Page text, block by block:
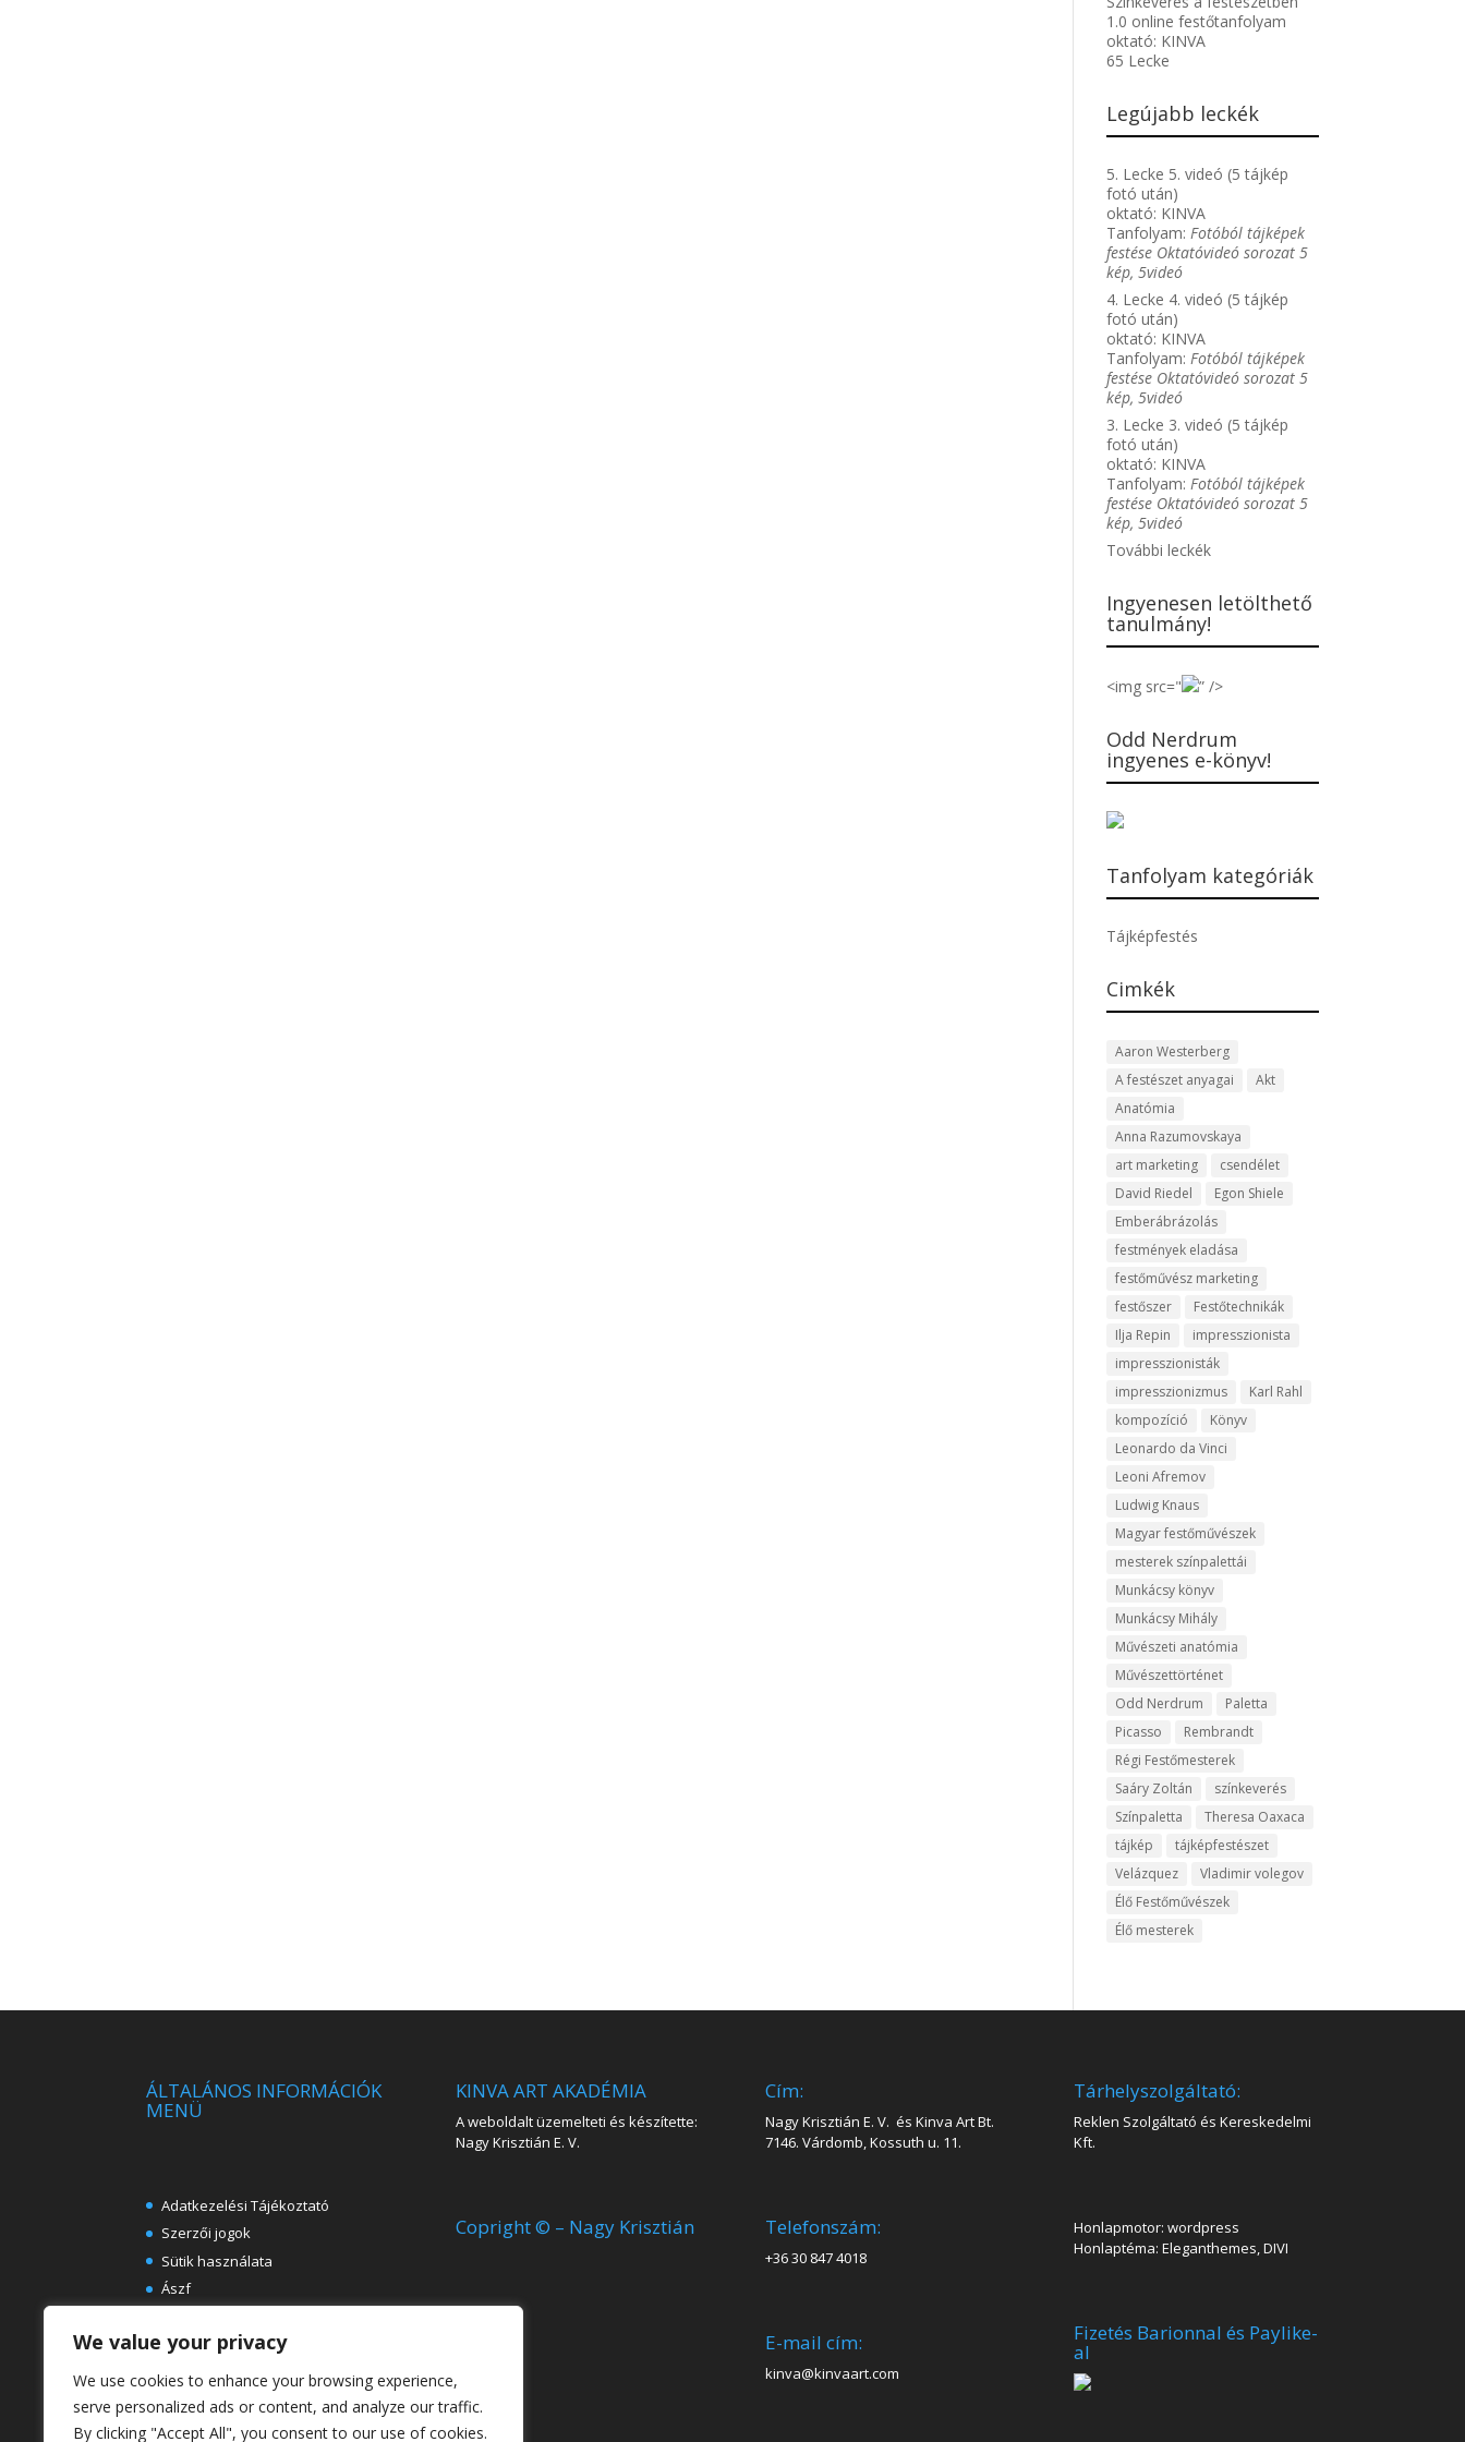
We value your privacy
We use cookies to enhance your browsing experience,
serve personalized ads or content, and analyze our traffic.
By clicking "Accept All", you consent to our use of cookies.
1.0 online festőtanfolyam
oktató: KINVA
65 Lecke
Legújabb leckék
5. Lecke 5. videó (5 tájkép
fotó után)
oktató: KINVA
Tanfolyam:Fotóból tájképek
festése Oktatóvideó sorozat 5
kép, 5videó
4. Lecke 4. videó (5 tájkép
fotó után)
oktató: KINVA
Tanfolyam:Fotóból tájképek
festése Oktatóvideó sorozat 5
kép, 5videó
3. Lecke 3. videó (5 tájkép
fotó után)
oktató: KINVA
Tanfolyam:Fotóból tájképek
festése Oktatóvideó sorozat 5
kép, 5videó
További leckék
Ingyenesen letölthető
tanulmány!
<img src=" ” />
Odd Nerdrum
ingyenes e-könyv!
Tanfolyam kategóriák
Tájképfestés
Cimkék
Aaron Westerberg
A festészet anyagai
Akt
Anatómia
Anna Razumovskaya
art marketing
csendélet
David Riedel
Egon Shiele
Emberábrázolás
festmények eladása
festőművész marketing
festőszer
Festőtechnikák
Ilja Repin
impresszionista
impresszionisták
impresszionizmus
Karl Rahl
kompozíció
Könyv
Leonardo da Vinci
Leoni Afremov
Ludwig Knaus
Magyar festőművészek
mesterek színpalettái
Munkácsy könyv
Munkácsy Mihály
Művészeti anatómia
Művészettörténet
Odd Nerdrum
Paletta
Picasso
Rembrandt
Régi Festőmesterek
Saáry Zoltán
színkeverés
Színpaletta
Theresa Oaxaca
tájkép
tájképfestészet
Velázquez
Vladimir volegov
Élő Festőművészek
Élő mesterek
ÁLTALÁNOS INFORMÁCIÓK
MENÜ
Adatkezelési Tájékoztató
Szerzői jogok
Sütik használata
Ászf
Ingyenes e-könyvek festészeti
Rólunk
KINVA ART AKADÉMIA
A weboldalt üzemelteti és készítette:
Nagy Krisztián E. V.
Copright © – Nagy Krisztián
Cím:
Nagy Krisztián E. V. és Kinva Art Bt.
7146. Várdomb, Kossuth u. 11.
Telefonszám:
+36 30 847 4018
E-mail cím:
kinva@kinvaart.com
Tárhelyszolgáltató:
Reklen Szolgáltató és Kereskedelmi
Kft.
Honlapmotor: wordpress
Honlaptéma: Eleganthemes, DIVI
Fizetés Barionnal és Paylike-
al